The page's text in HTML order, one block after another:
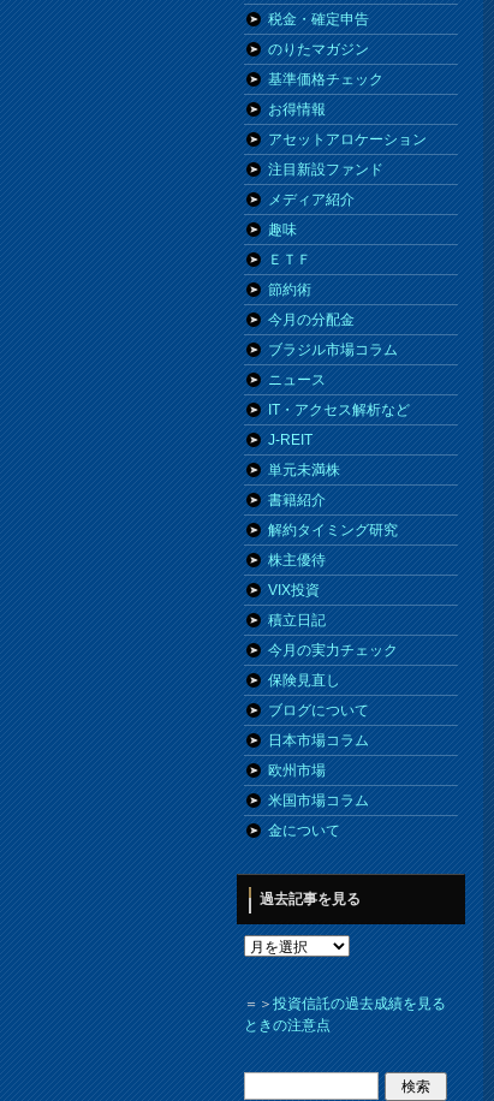
税金・確定申告
のりたマガジン
基準価格チェック
お得情報
アセットアロケーション
注目新設ファンド
メディア紹介
趣味
ＥＴＦ
節約術
今月の分配金
ブラジル市場コラム
ニュース
IT・アクセス解析など
J-REIT
単元未満株
書籍紹介
解約タイミング研究
株主優待
VIX投資
積立日記
今月の実力チェック
保険見直し
ブログについて
日本市場コラム
欧州市場
米国市場コラム
金について
過去記事を見る
＝＞投資信託の過去成績を見る
ときの注意点